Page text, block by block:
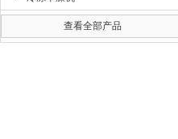
查看全部产品